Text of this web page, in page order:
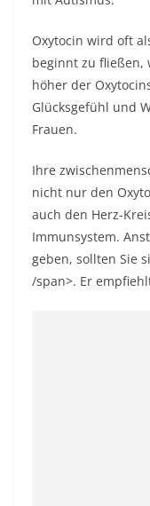
Oxytocin wird oft
beginnt zu fließen,
höher der
Glücksgefühl und
Frauen.
Ihre
nicht nur den
auch den Herz-
Immunsystem.
geben, sollten Sie
/span>. Er